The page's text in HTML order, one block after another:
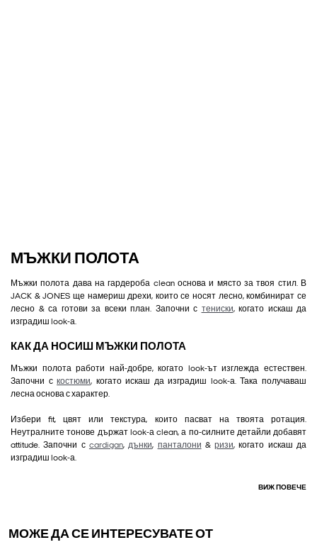
МЪЖКИ ПОЛОТА
Мъжки полота дава на гардероба clean основа и място за твоя стил. В
JACK & JONES ще намериш дрехи, които се носят лесно, комбинират се
лесно & са готови за всеки план. Започни с тениски, когато искаш да
изградиш look-а.
КАК ДА НОСИШ МЪЖКИ ПОЛОТА
Мъжки полота работи най-добре, когато look-ът изглежда естествен.
Започни скостюми, когато искаш да изградиш look-а. Така получаваш
лесна основа с характер.
Избери fit, цвят или текстура, които пасват на твоята ротация.
Неутралните тонове държат look-а clean, а по-силните детайли добавят
attitude. Започни с cardigan,дънки, панталони &ризи, когато искаш да
изградиш look-а.
ВИЖ ПОВЕЧЕ
МОЖЕ ДА СЕ ИНТЕРЕСУВАТЕ ОТ